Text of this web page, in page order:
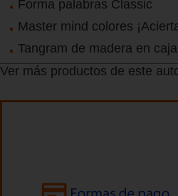
Forma palabras Classic
Master mind colores
Tangram de madera en
Ver más productos de este